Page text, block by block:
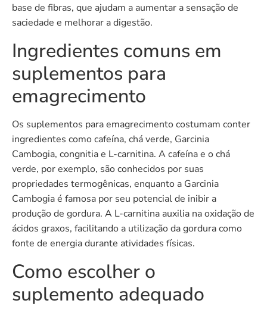
base de fibras, que ajudam a aumentar a sensação de
saciedade e melhorar a digestão.
Ingredientes comuns em
suplementos para
emagrecimento
Os suplementos para emagrecimento costumam conter
ingredientes como cafeína, chá verde, Garcinia
Cambogia, congnitia e L-carnitina. A cafeína e o chá
verde, por exemplo, são conhecidos por suas
propriedades termogênicas, enquanto a Garcinia
Cambogia é famosa por seu potencial de inibir a
produção de gordura. A L-carnitina auxilia na oxidação de
ácidos graxos, facilitando a utilização da gordura como
fonte de energia durante atividades físicas.
Como escolher o
suplemento adequado